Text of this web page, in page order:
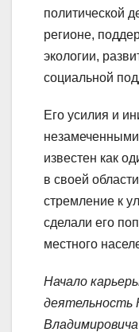
политической
регионе,
экологии,
социальной
Его усилия и
известен как
в своей
стремление к
сделали его
местного
Начало
деятельность